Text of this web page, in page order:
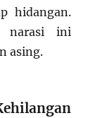
hidangan.
narasi ini
asing.